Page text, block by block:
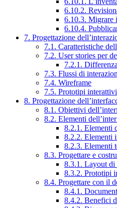
6.10.2.
6.10.3. Migrare
6.10.4.
7. Progettazione
7.1. Caratteristiche
7.2. User stories per
7.2.1.
7.3. Flussi di
7.4. Wireframe
7.5. Prototipi interattivi
8. Progettazione
8.1. Obiettivi
8.2. Elementi
8.2.1. Elementi
8.2.2. Elementi
8.2.3. Elementi
8.3. Progettare e
8.3.1. Layout di
8.3.2. Prototipi
8.4. Progettare con il
8.4.1.
8.4.2. Benefici